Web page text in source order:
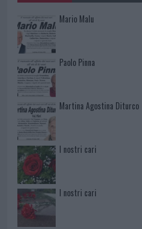
Mario Malu
Paolo Pinna
Martina Agostina Diturco
I nostri cari
I nostri cari